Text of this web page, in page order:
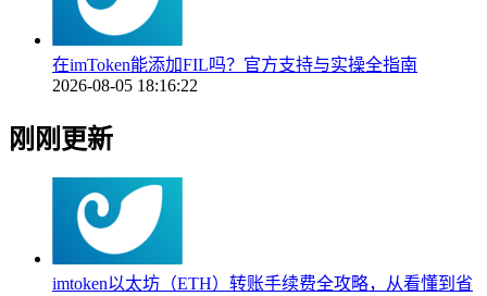
在imToken能添加FIL吗？官方支持与实操全指南
2026-08-05 18:16:22
刚刚更新
imtoken以太坊（ETH）转账手续费全攻略，从看懂到省